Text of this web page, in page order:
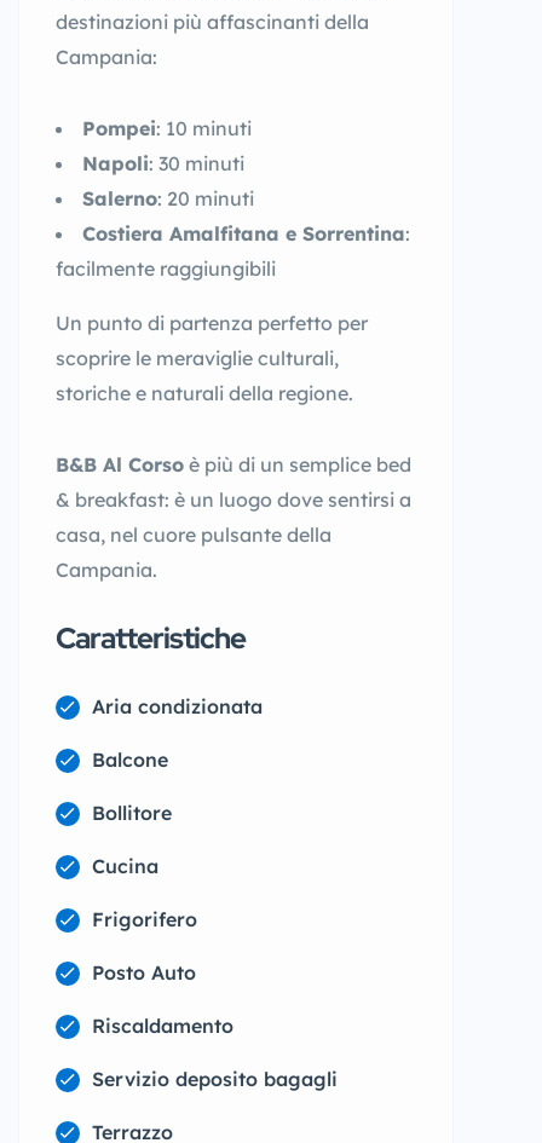
destinazioni più affascinanti della
Campania:
Pompei: 10 minuti
Napoli: 30 minuti
Salerno: 20 minuti
Costiera Amalfitana e Sorrentina:
facilmente raggiungibili
Un punto di partenza perfetto per
scoprire le meraviglie culturali,
storiche e naturali della regione.
B&B Al Corso è più di un semplice bed
& breakfast: è un luogo dove sentirsi a
casa, nel cuore pulsante della
Campania.
Caratteristiche
Aria condizionata
Balcone
Bollitore
Cucina
Frigorifero
Posto Auto
Riscaldamento
Servizio deposito bagagli
Terrazzo